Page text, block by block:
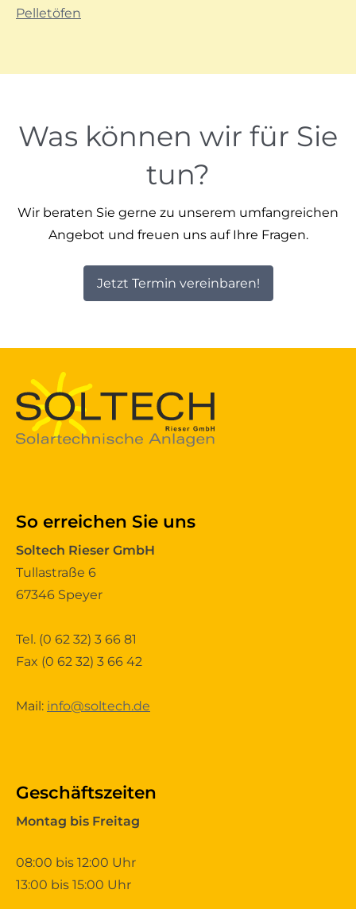
Pelletöfen
Was können wir für Sie
tun?
Wir beraten Sie gerne zu unserem umfangreichen
Angebot und freuen uns auf Ihre Fragen.
Jetzt Termin vereinbaren!
So erreichen Sie uns
Soltech Rieser GmbH
Tullastraße 6
67346 Speyer
Tel. (0 62 32) 3 66 81
Fax (0 62 32) 3 66 42
Mail: info@soltech.de
Geschäftszeiten
Montag bis Freitag
08:00 bis 12:00 Uhr
13:00 bis 15:00 Uhr